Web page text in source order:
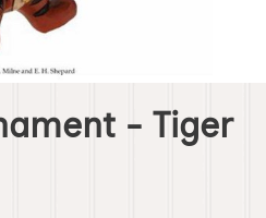
- Tiger
Julornament - Tiger